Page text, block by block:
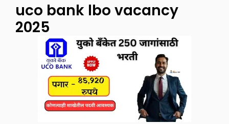
uco bank lbo vacancy
2025